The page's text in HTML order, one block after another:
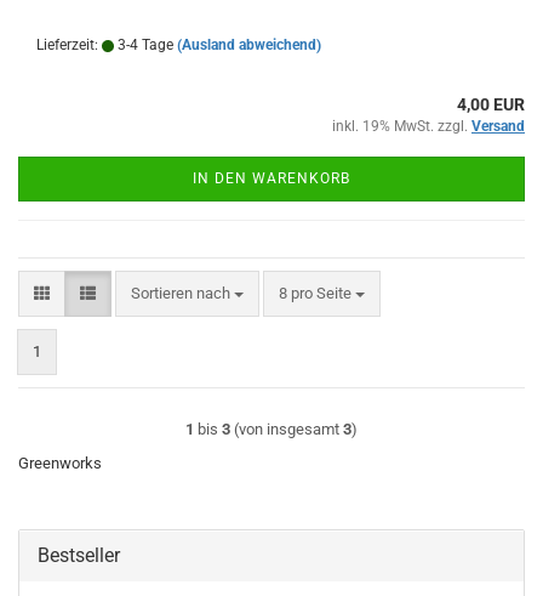
Lieferzeit: 3-4 Tage (Ausland abweichend)
4,00 EUR
inkl. 19% MwSt. zzgl. Versand
IN DEN WARENKORB
Sortieren nach
Sortieren nach 8 pro Seite
pro Seite
1
1 bis 3 (von insgesamt 3)
Greenworks
Bestseller